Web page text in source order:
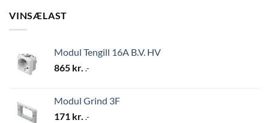
VINSÆLAST
Modul Tengill 16A B.V. HV
865 kr. .-
Modul Grind 3F
171 kr. .-